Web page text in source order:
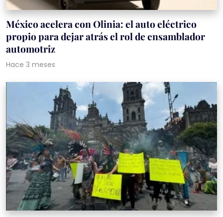
México acelera con Olinia: el auto eléctrico
propio para dejar atrás el rol de ensamblador
automotriz
Hace 3 meses